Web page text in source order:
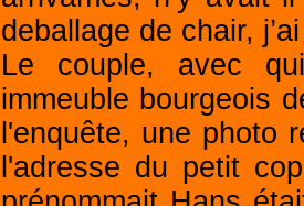
deballage de chair,
Le couple, avec
immeuble bourgeois
l'enquête, une photo
l'adresse du petit